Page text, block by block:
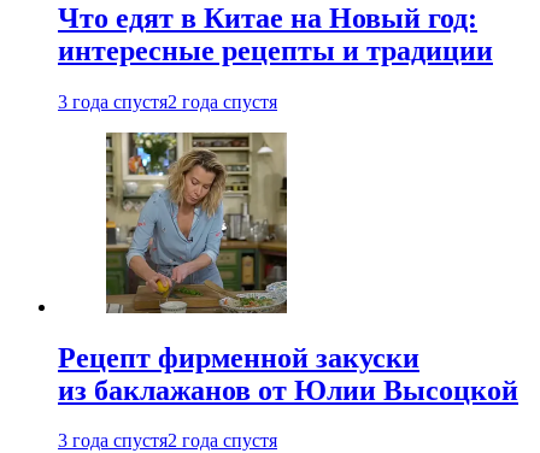
Что едят в Китае на Новый год:
интересные рецепты и традиции
3 года спустя2 года спустя
Рецепт фирменной закуски
из баклажанов от Юлии Высоцкой
3 года спустя2 года спустя